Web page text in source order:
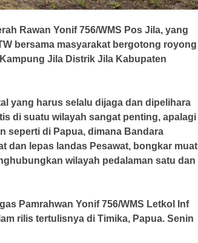
Rawan Yonif 756/WMS Pos Jila, yang
bersama masyarakat bergotong royong
Jila Distrik Jila Kabupaten
yang harus selalu dijaga dan dipelihara
di suatu wilayah sangat penting, apalagi
seperti di Papua, dimana Bandara
dan lepas landas Pesawat, bongkar muat
wilayah pedalaman satu dan
Pamrahwan Yonif 756/WMS Letkol Inf
rilis tertulisnya di Timika, Papua. Senin